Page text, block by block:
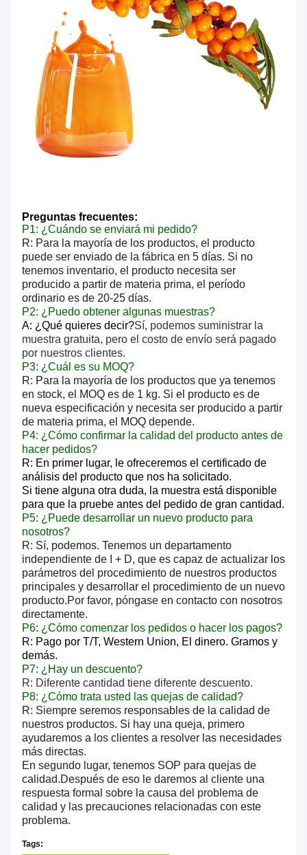
Preguntas frecuentes:
P1: ¿Cuándo se enviará mi pedido?
R: Para la mayoría de los productos, el producto
puede ser enviado de la fábrica en 5 días. Si no
tenemos inventario, el producto necesita ser
producido a partir de materia prima, el período
ordinario es de 20-25 días.
P2: ¿Puedo obtener algunas muestras?
A: ¿Qué quieres decir?Sí, podemos suministrar la
muestra gratuita, pero el costo de envío será pagado
por nuestros clientes.
P3: ¿Cuál es su MOQ?
R: Para la mayoría de los productos que ya tenemos
en stock, el MOQ es de 1 kg. Si el producto es de
nueva especificación y necesita ser producido a partir
de materia prima, el MOQ depende.
P4: ¿Cómo confirmar la calidad del producto antes de
hacer pedidos?
R: En primer lugar, le ofreceremos el certificado de
análisis del producto que nos ha solicitado.
Si tiene alguna otra duda, la muestra está disponible
para que la pruebe antes del pedido de gran cantidad.
P5: ¿Puede desarrollar un nuevo producto para
nosotros?
R: Sí, podemos. Tenemos un departamento
independiente de I + D, que es capaz de actualizar los
parámetros del procedimiento de nuestros productos
principales y desarrollar el procedimiento de un nuevo
producto.Por favor, póngase en contacto con nosotros
directamente.
P6: ¿Cómo comenzar los pedidos o hacer los pagos?
R: Pago por T/T, Western Union, El dinero. Gramos y
demás.
P7: ¿Hay un descuento?
R: Diferente cantidad tiene diferente descuento.
P8: ¿Cómo trata usted las quejas de calidad?
R: Siempre seremos responsables de la calidad de
nuestros productos. Si hay una queja, primero
ayudaremos a los clientes a resolver las necesidades
más directas.
En segundo lugar, tenemos SOP para quejas de
calidad.Después de eso le daremos al cliente una
respuesta formal sobre la causa del problema de
calidad y las precauciones relacionadas con este
problema.
Tags: